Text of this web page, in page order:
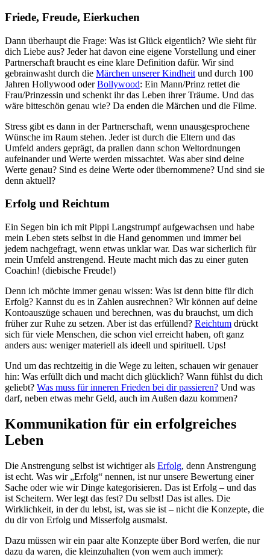
Friede, Freude, Eierkuchen
Dann überhaupt die Frage: Was ist Glück eigentlich? Wie sieht für
dich Liebe aus? Jeder hat davon eine eigene Vorstellung und einer
Partnerschaft braucht es eine klare Definition dafür. Wir sind
gebrainwasht durch die Märchen unserer Kindheit und durch 100
Jahren Hollywood oderBollywood: Ein Mann/Prinz rettet die
Frau/Prinzessin und schenkt ihr das Leben ihrer Träume. Und das
wäre bitteschön genau wie? Da enden die Märchen und die Filme.
Stress gibt es dann in der Partnerschaft, wenn unausgesprochene
Wünsche im Raum stehen. Jeder ist durch die Eltern und das
Umfeld anders geprägt, da prallen dann schon Weltordnungen
aufeinander und Werte werden missachtet. Was aber sind deine
Werte genau? Sind es deine Werte oder übernommene? Und sind sie
denn aktuell?
Erfolg und Reichtum
Ein Segen bin ich mit Pippi Langstrumpf aufgewachsen und habe
mein Leben stets selbst in die Hand genommen und immer bei
jedem nachgefragt, wenn etwas unklar war. Das war sicherlich für
mein Umfeld anstrengend. Heute macht mich das zu einer guten
Coachin! (diebische Freude!)
Denn ich möchte immer genau wissen: Was ist denn bitte für dich
Erfolg? Kannst du es in Zahlen ausrechnen? Wir können auf deine
Kontoauszüge schauen und berechnen, was du brauchst, um dich
früher zur Ruhe zu setzen. Aber ist das erfüllend? Reichtum drückt
sich für viele Menschen, die schon viel erreicht haben, oft ganz
anders aus: weniger materiell als ideell und spirituell. Ups!
Und um das rechtzeitig in die Wege zu leiten, schauen wir genauer
hin: Was erfüllt dich und macht dich glücklich? Wann fühlst du dich
geliebt? Was muss für inneren Frieden bei dir passieren? Und was
darf, neben etwas mehr Geld, auch im Außen dazu kommen?
Kommunikation für ein erfolgreiches
Leben
Die Anstrengung selbst ist wichtiger als Erfolg, denn Anstrengung
ist echt. Was wir „Erfolg“ nennen, ist nur unsere Bewertung einer
Sache oder wie wir Dinge kategorisieren. Das ist Erfolg – und das
ist Scheitern. Wer legt das fest? Du selbst! Das ist alles. Die
Wirklichkeit, in der du lebst, ist, was sie ist – nicht die Konzepte, die
du dir von Erfolg und Misserfolg ausmalst.
Dazu müssen wir ein paar alte Konzepte über Bord werfen, die nur
dazu da waren, die kleinzuhalten (von wem auch immer):